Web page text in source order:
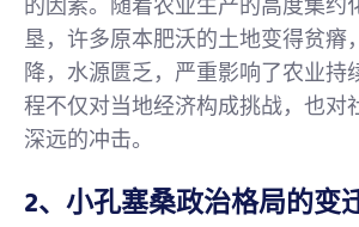
的因素。随着农业生产的高度集约
垦，许多原本肥沃的土地变得贫瘠
降，水源匮乏，严重影响了农业持
程不仅对当地经济构成挑战，也对
深远的冲击。
2、小孔塞桑政治格局的变